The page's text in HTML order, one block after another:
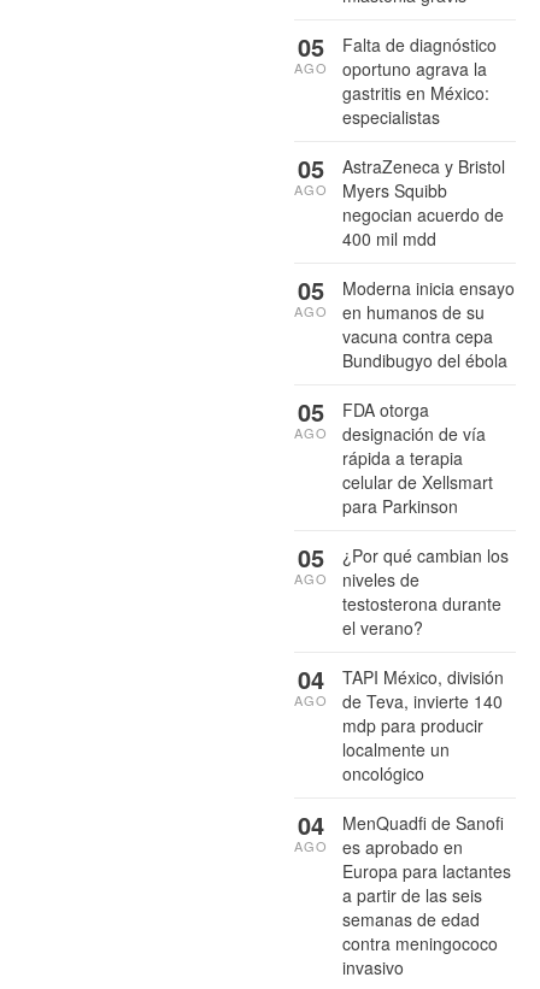
Falta de diagnóstico
oportuno agrava la
gastritis en México:
especialistas
05
AGO
AstraZeneca y Bristol
Myers Squibb
negocian acuerdo de
400 mil mdd
05
AGO
Moderna inicia ensayo
en humanos de su
vacuna contra cepa
Bundibugyo del ébola
05
AGO
FDA otorga
designación de vía
rápida a terapia
celular de Xellsmart
para Parkinson
05
AGO
¿Por qué cambian los
niveles de
testosterona durante
el verano?
05
AGO
TAPI México, división
de Teva, invierte 140
mdp para producir
localmente un
oncológico
04
AGO
MenQuadfi de Sanofi
es aprobado en
Europa para lactantes
a partir de las seis
semanas de edad
contra meningococo
invasivo
04
AGO